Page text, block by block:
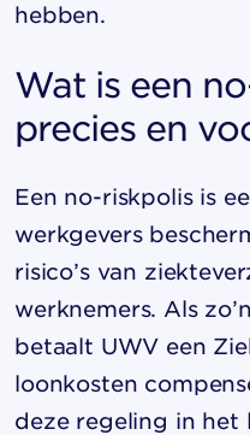
hebben.
Wat is een
precies en
Een no-riskpolis is
werkgevers
risico’s van
werknemers. Als
betaalt UWV een
loonkosten
deze regeling in het